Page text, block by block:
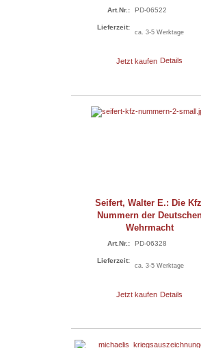
Art.Nr.: PD-06522
Lieferzeit:
ca. 3-5 Werktage
Jetzt kaufen Details
Seifert, Walter E.: Die
Nummern der
Wehrmacht
Art.Nr.: PD-06328
Lieferzeit:
ca. 3-5 Werktage
Jetzt kaufen Details